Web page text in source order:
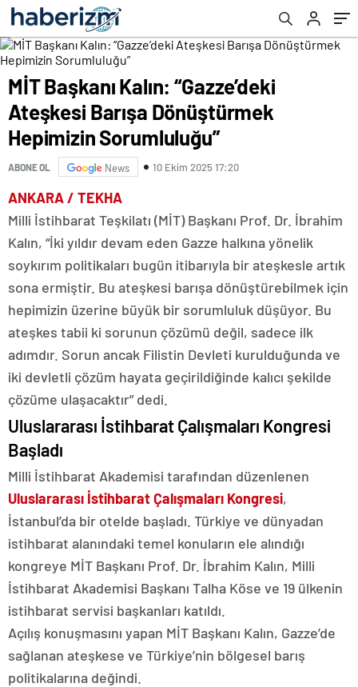
Sorumluluğu”
MİT Başkanı Kalın: “Gazze’deki
Ateşkesi Barışa Dönüştürmek
Hepimizin Sorumluluğu”
ABONE OL News 10 Ekim 2025 17:20
ANKARA / TEKHA
Milli İstihbarat Teşkilatı (MİT) Başkanı Prof. Dr. İbrahim
Kalın, “İki yıldır devam eden Gazze halkına yönelik
soykırım politikaları bugün itibarıyla bir ateşkesle artık
sona ermiştir. Bu ateşkesi barışa dönüştürebilmek için
hepimizin üzerine büyük bir sorumluluk düşüyor. Bu
ateşkes tabii ki sorunun çözümü değil, sadece ilk
adımdır. Sorun ancak Filistin Devleti kurulduğunda ve
iki devletli çözüm hayata geçirildiğinde kalıcı şekilde
çözüme ulaşacaktır” dedi.
Uluslararası İstihbarat Çalışmaları Kongresi
Başladı
Milli İstihbarat Akademisi tarafından düzenlenen
Uluslararası İstihbarat Çalışmaları Kongresi,
İstanbul’da bir otelde başladı. Türkiye ve dünyadan
istihbarat alanındaki temel konuların ele alındığı
kongreye MİT Başkanı Prof. Dr. İbrahim Kalın, Milli
İstihbarat Akademisi Başkanı Talha Köse ve 19 ülkenin
istihbarat servisi başkanları katıldı.
Açılış konuşmasını yapan MİT Başkanı Kalın, Gazze’de
sağlanan ateşkese ve Türkiye’nin bölgesel barış
politikalarına değindi.